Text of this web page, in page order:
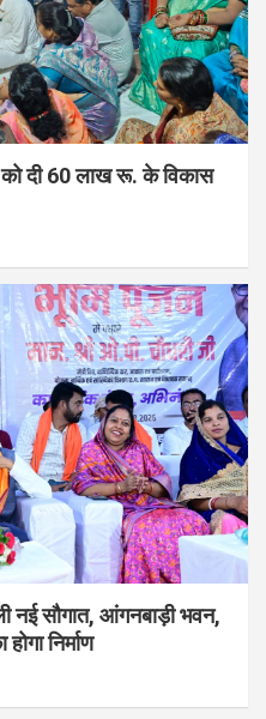
को दी 60 लाख रू. के विकास
नई सौगात, आंगनबाड़ी भवन,
निर्माण